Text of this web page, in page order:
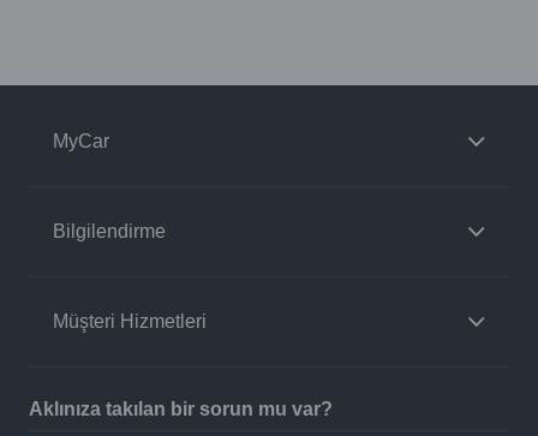
MyCar
Bilgilendirme
Müşteri Hizmetleri
Aklınıza takılan bir sorun mu var?